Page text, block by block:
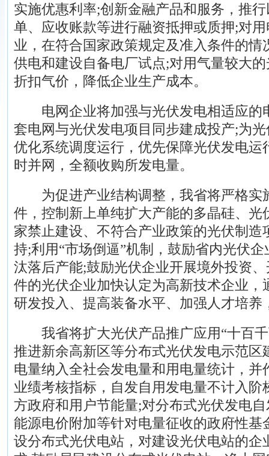
实施优惠利率;创新金融产品和服务，推
单、应收账款等进行融资抵押或质押;对
业，在符合国家政策规定及准入条件的情
供电和建设自备电厂试点;对用气量较大
折扣气价，降低企业生产成本。
电网企业将加强与光伏发电相适应的
套电网与光伏发电项目同步建成投产;为
优化系统调度运行，优先保障光伏发电运
时并网，全额收购所发电量。
为促进产业结构调整，我省将严格实
件，控制新上单纯扩大产能的多晶硅、光
家禁止建设、不符合产业政策的光伏制造
持;利用“市场倒逼”机制，鼓励省内光伏
汰落后产能;鼓励光伏企业开展境外投资
件的光伏企业加快认定为高新技术企业，
研发投入、提高装备水平、加强人才培养
我省将扩大光伏产品推广应用“十百千
推进新余高新区等分布式光伏发电示范区
电量纳入全社会发电量和用电量统计，并
业绩考核指标，自发自用发电量不计入阶
方政府和用户节能量;对分布式光伏发电
能源电价附加等针对电量征收的政府性基
设分布式光伏电站，对建设光伏电站的企